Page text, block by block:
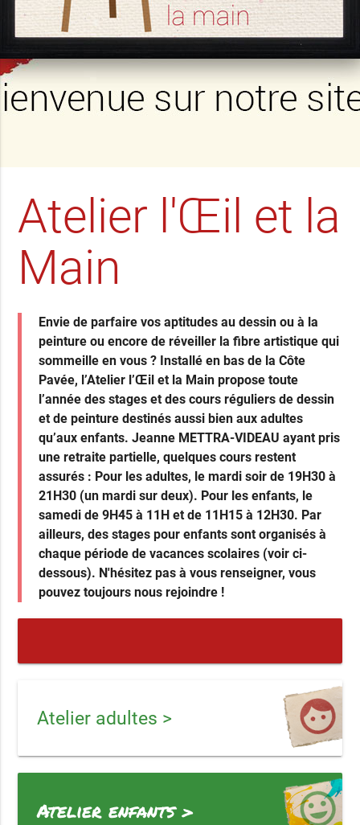
Atelier l'Œil et la
Main
Envie de parfaire vos aptitudes au dessin ou à la
peinture ou encore de réveiller la fibre artistique qui
sommeille en vous ? Installé en bas de la Côte
Pavée, l’Atelier l’Œil et la Main propose toute
l’année des stages et des cours réguliers de dessin
et de peinture destinés aussi bien aux adultes
qu’aux enfants. Jeanne METTRA-VIDEAU ayant pris
une retraite partielle, quelques cours restent
assurés : Pour les adultes, le mardi soir de 19H30 à
21H30 (un mardi sur deux). Pour les enfants, le
samedi de 9H45 à 11H et de 11H15 à 12H30. Par
ailleurs, des stages pour enfants sont organisés à
chaque période de vacances scolaires (voir ci-
dessous). N'hésitez pas à vous renseigner, vous
pouvez toujours nous rejoindre !
Atelier adultes >
Atelier enfants >